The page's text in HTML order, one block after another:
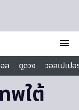
menu
ล ดูดวง
วอลเปเป
พใต้